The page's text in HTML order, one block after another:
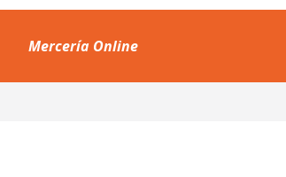
Mercería Online